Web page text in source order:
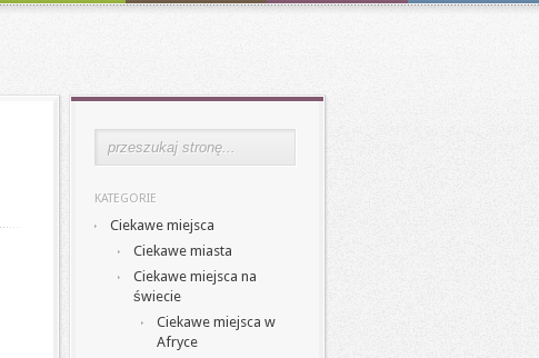
KATEGORIE
Ciekawe miejsca
Ciekawe miasta
Ciekawe miejsca na
świecie
Ciekawe miejsca w
Afryce